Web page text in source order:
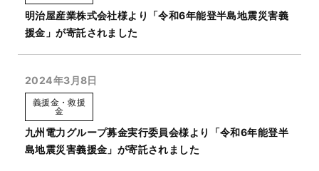
明治屋産業株式会社様より「令和6年能登半島地震災害義
援金」が寄託されました
2024年3月8日
義援金・救援
金
九州電力グループ募金実行委員会様より「令和6年能登半
島地震災害義援金」が寄託されました